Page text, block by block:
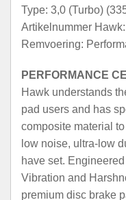
Type: 3,0 (Turbo)
Artikelnummer
Remvoering:
PERFORMANCE
Hawk understands
pad users and has
composite material
low noise, ultra-low
have set.
Vibration and
premium disc brake